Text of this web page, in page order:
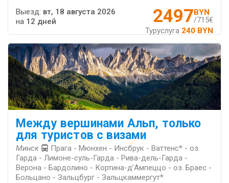
2497BYN
/715€
Туруслуга 240 BYN
Выезд: вт, 18 августа 2026
на 12 дней
Между вершинами Альп, только
для туристов с визами
Минск
Прага - Мюнхен - Инсбрук - Ваттенс* - оз.
Гарда - Лимоне-суль-Гарда - Рива-дель-Гарда -
Верона - Бардолино - Кортина-д’Ампеццо - оз. Браес -
Больцано - Зальцбург - Зальцкаммергут*